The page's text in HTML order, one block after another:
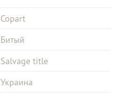
Copart
Битый
Salvage title
Украина